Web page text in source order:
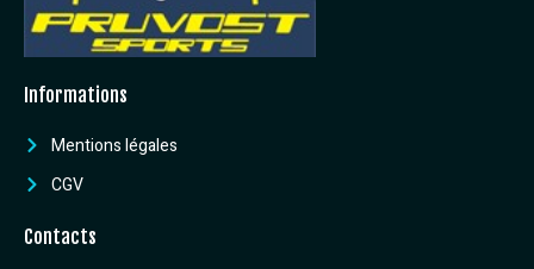
Informations
Mentions légales
CGV
Contacts